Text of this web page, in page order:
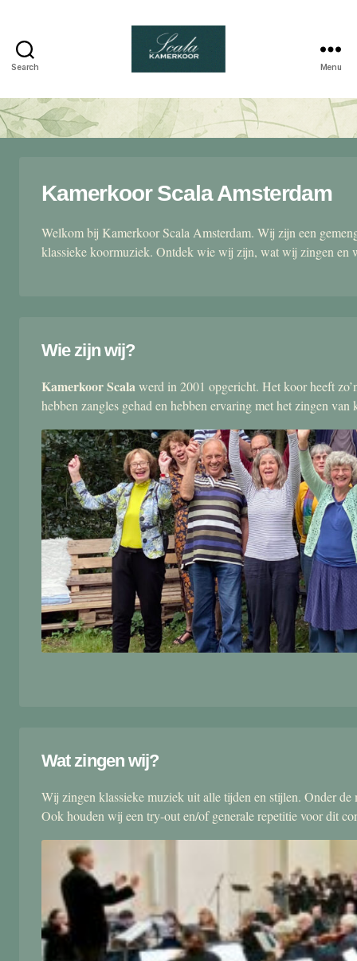
Search
kamerkoor
Menu
Kamerkoor Scala Amsterdam
Welkom bij Kamerkoor Scala Amsterdam. Wij zijn een
klassieke koormuziek. Ontdek wie wij zijn, wat wij zingen en
Wie zijn wij?
Kamerkoor Scalawerd in 2001 opgericht. Het koor heeft
hebben zangles gehad en hebben ervaring met het zingen van
Wat zingen wij?
Wij zingen klassieke muziek uit alle tijden en stijlen. Onder
Ook houden wij een try-out en/of generale repetitie voor dit